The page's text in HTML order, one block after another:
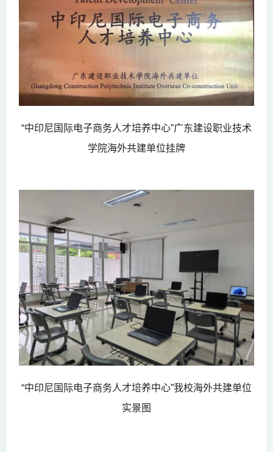
“中印尼国际电子商务人才培养中心”广东建设职业技术
学院海外共建单位挂牌
“中印尼国际电子商务人才培养中心”我校海外共建单位
实景图